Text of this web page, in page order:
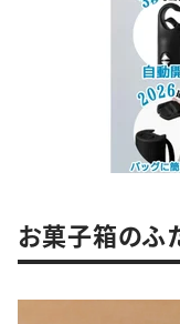
お菓子箱のふ